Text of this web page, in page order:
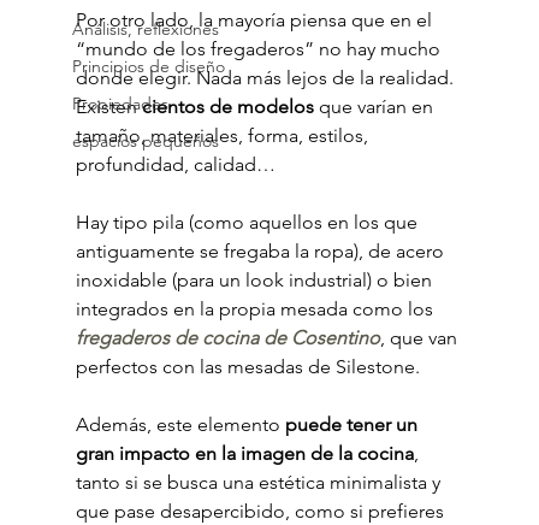
Análisis, reflexiones
Principios de diseño
Propiedades
espacios pequeños
Por otro lado, la mayoría piensa que en el
“mundo de los fregaderos” no hay mucho
donde elegir. Nada más lejos de la realidad.
Existen cientos de modelos que varían en
tamaño, materiales, forma, estilos,
profundidad, calidad…
Hay tipo pila (como aquellos en los que
antiguamente se fregaba la ropa), de acero
inoxidable (para un look industrial) o bien
integrados en la propia mesada como los
fregaderos de cocina de Cosentino, que van
perfectos con las mesadas de Silestone.
Además, este elemento puede tener un
gran impacto en la imagen de la cocina,
tanto si se busca una estética minimalista y
que pase desapercibido, como si prefieres